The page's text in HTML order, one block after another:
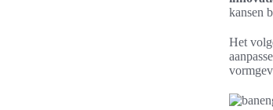
kansen
Het